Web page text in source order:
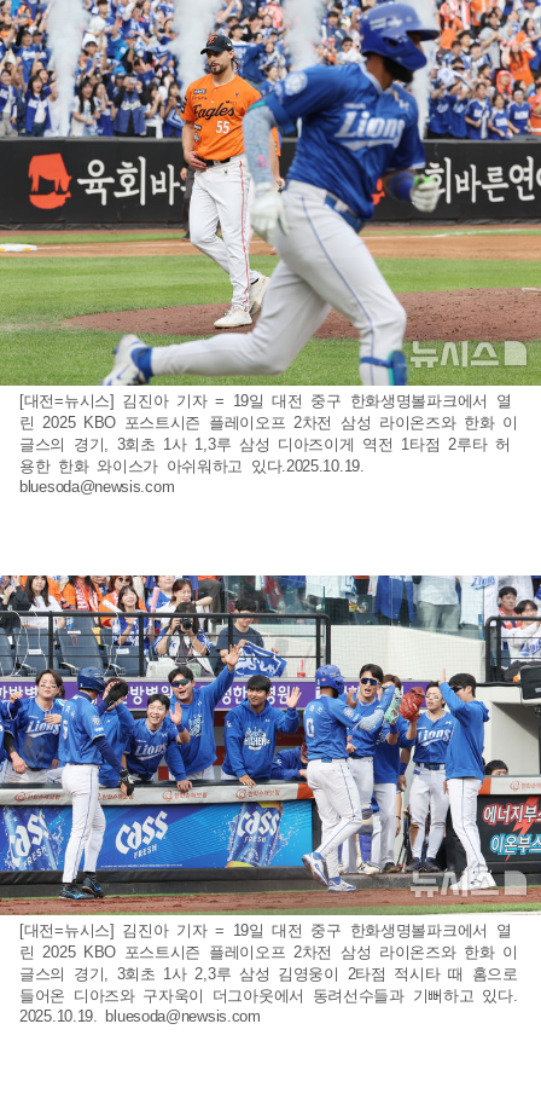
[대전=뉴시스] 김진아 기자 = 19일 대전 중구 한화생명볼파크에서 열
린 2025 KBO 포스트시즌 플레이오프 2차전 삼성 라이온즈와 한화 이
글스의 경기, 3회초 1사 1,3루 삼성 디아즈이게 역전 1타점 2루타 허
용한 한화 와이스가 아쉬워하고 있다.2025.10.19.
bluesoda@newsis.com
[대전=뉴시스] 김진아 기자 = 19일 대전 중구 한화생명볼파크에서 열
린 2025 KBO 포스트시즌 플레이오프 2차전 삼성 라이온즈와 한화 이
글스의 경기, 3회초 1사 2,3루 삼성 김영웅이 2타점 적시타 때 홈으로
들어온 디아즈와 구자욱이 더그아웃에서 동려선수들과 기뻐하고 있다.
2025.10.19. bluesoda@newsis.com